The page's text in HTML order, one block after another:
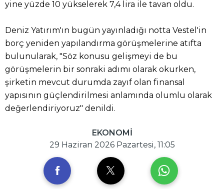
yine yüzde 10 yükselerek 7,4 lira ile tavan oldu.
Deniz Yatırım'ın bugün yayınladığı notta Vestel'in
borç yeniden yapılandırma görüşmelerine atıfta
bulunularak, "Söz konusu gelişmeyi de bu
görüşmelerin bir sonraki adımı olarak okurken,
şirketin mevcut durumda zayıf olan finansal
yapısının güçlendirilmesi anlamında olumlu olarak
değerlendiriyoruz" denildi.
EKONOMİ
29 Haziran 2026 Pazartesi, 11:05